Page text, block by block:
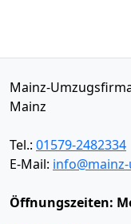
Mainz-
Mainz
Tel.: 01579-2482334
E-Mail:
Öffnungszeiten: